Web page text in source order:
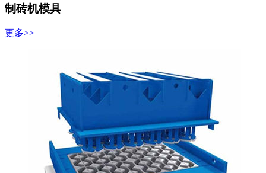
制砖机模具
更多>>